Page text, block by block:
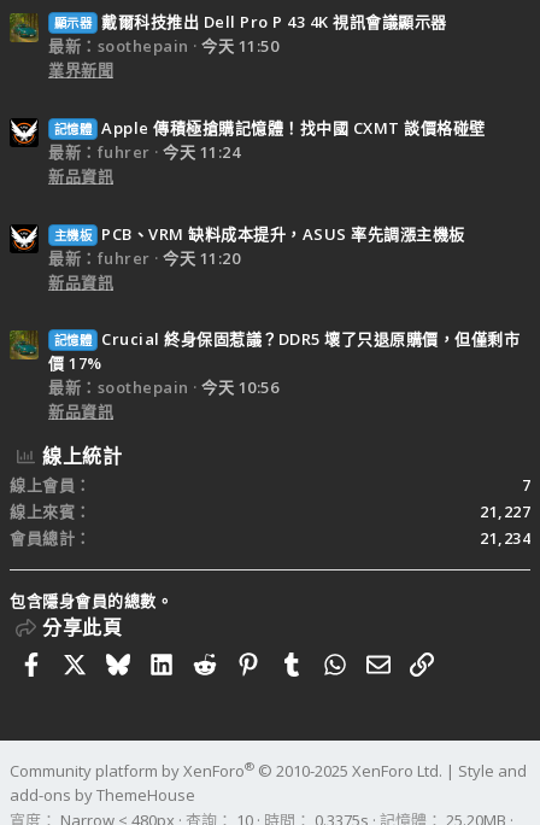
顯示器 戴爾科技推出 Dell Pro P 43 4K 視訊會議顯示器
最新：soothepain
今天 11:50
業界新聞
記憶體 Apple 傳積極搶購記憶體！找中國 CXMT 談價格碰壁
最新：fuhrer
今天 11:24
新品資訊
主機板
PCB、VRM 缺料成本提升，ASUS 率先調漲主機板
最新：fuhrer
今天 11:20
新品資訊
記憶體
Crucial 終身保固惹議？DDR5 壞了只退原購價，但僅剩市
價 17%
最新：soothepain
今天 10:56
新品資訊
線上統計
線上會員
7
線上來賓
21,227
會員總計
21,234
包含隱身會員的總數。
分享此頁
FacebookBlueskyLinkedIn
RedditPinterestTumblrWhatsApp
電子郵件
連結
Community platform by XenForo® © 2010-2025 XenForo Ltd. | Style and
add-ons by ThemeHouse
寬度
查詢 10 時間 0.3375s 記憶體 25.20MB